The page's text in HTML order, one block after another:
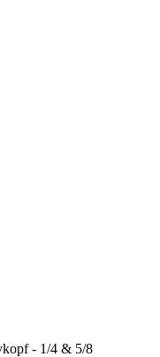
- 1/4 & 5/8